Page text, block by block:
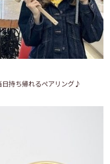
持ち帰れるペアリング♪